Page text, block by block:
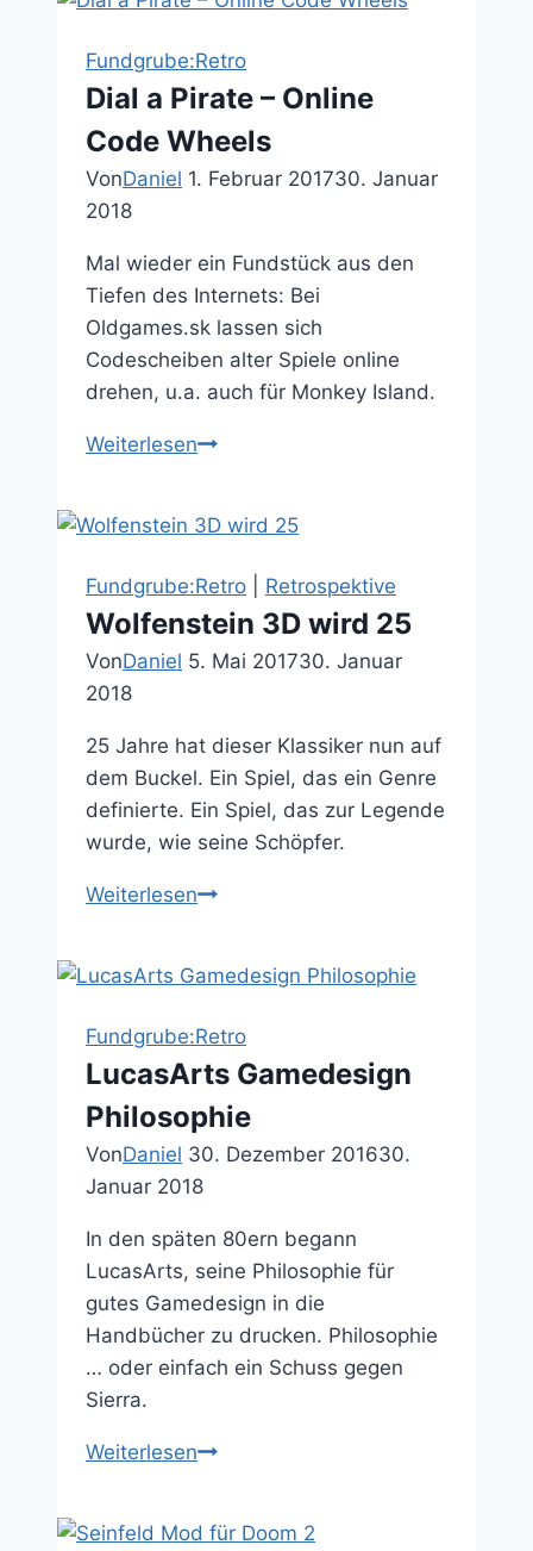
History
Belong
To
Us
Fundgrube:Retro
Dial a Pirate – Online
Code Wheels
VonDaniel 1. Februar 201730. Januar
2018
Mal wieder ein Fundstück aus den
Tiefen des Internets: Bei
Oldgames.sk lassen sich
Codescheiben alter Spiele online
drehen, u.a. auch für Monkey Island.
WeiterlesenDial
–
Online
Code
Wheels
Fundgrube:Retro Retrospektive
Wolfenstein 3D wird 25
VonDaniel 5. Mai 201730. Januar
2018
25 Jahre hat dieser Klassiker nun auf
dem Buckel. Ein Spiel, das ein Genre
definierte. Ein Spiel, das zur Legende
wurde, wie seine Schöpfer.
WeiterlesenWolfenstein
25
Fundgrube:Retro
LucasArts Gamedesign
Philosophie
VonDaniel 30. Dezember 201630.
Januar 2018
In den späten 80ern begann
LucasArts, seine Philosophie für
gutes Gamedesign in die
Handbücher zu drucken. Philosophie
… oder einfach ein Schuss gegen
Sierra.
WeiterlesenLucasArts